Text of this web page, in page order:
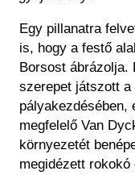
Egy pillanatra
is, hogy a festő
Borsost
szerepet játszott
pályakezdésében,
megfelelő Van
környezetét
megidézett